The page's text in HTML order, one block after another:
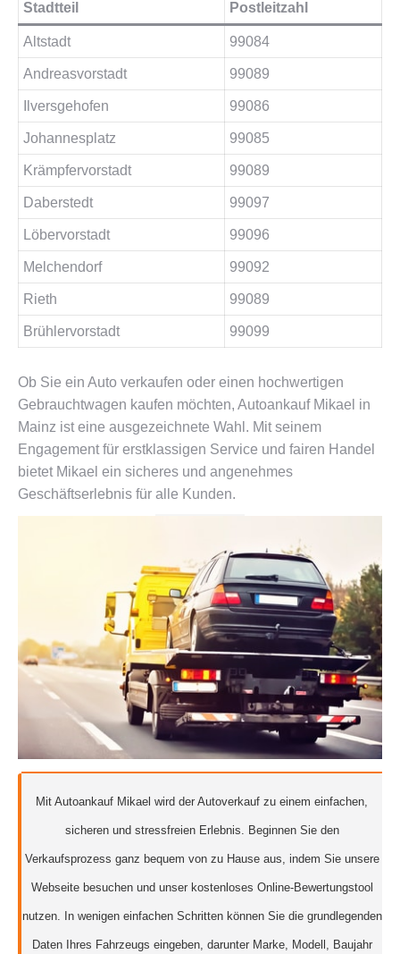
Stadtteil Postleitzahl
Altstadt 99084
Andreasvorstadt 99089
Ilversgehofen 99086
Johannesplatz 99085
Krämpfervorstadt 99089
Daberstedt 99097
Löbervorstadt 99096
Melchendorf 99092
Rieth 99089
Brühlervorstadt 99099
Ob Sie ein Auto verkaufen oder einen hochwertigen
Gebrauchtwagen kaufen möchten, Autoankauf Mikael in
Mainz ist eine ausgezeichnete Wahl. Mit seinem
Engagement für erstklassigen Service und fairen Handel
bietet Mikael ein sicheres und angenehmes
Geschäftserlebnis für alle Kunden.
Mit Autoankauf Mikael wird der Autoverkauf zu einem einfachen,
sicheren und stressfreien Erlebnis. Beginnen Sie den
Verkaufsprozess ganz bequem von zu Hause aus, indem Sie unsere
Webseite besuchen und unser kostenloses Online-Bewertungstool
nutzen. In wenigen einfachen Schritten können Sie die grundlegenden
Daten Ihres Fahrzeugs eingeben, darunter Marke, Modell, Baujahr